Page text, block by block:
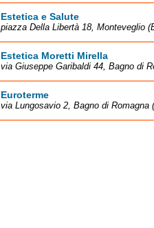
Estetica e Salute
piazza Della Libertà 18, Monteveglio
Estetica Moretti Mirella
via Giuseppe Garibaldi 44, Bagno di
Euroterme
via Lungosavio 2, Bagno di Romagna